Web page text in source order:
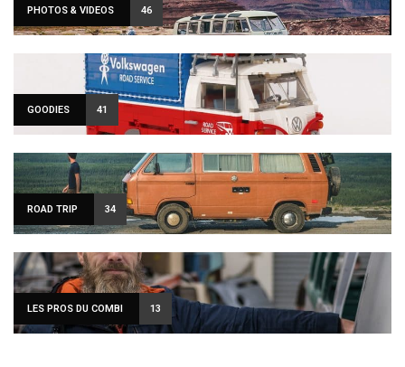
Sign Up to Our Newsletter
I would like to receive news and special offers.
PHOTOS & VIDEOS 46
GOODIES 41
ROAD TRIP 34
LES PROS DU COMBI 13